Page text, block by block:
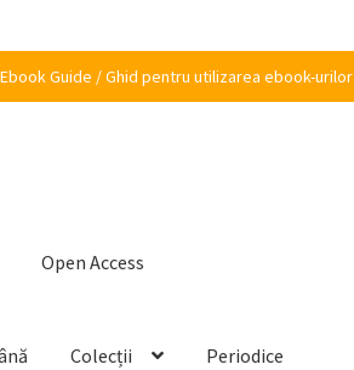
Ebook Guide / Ghid pentru utilizarea ebook-urilor
Open Access
Colecții Periodice